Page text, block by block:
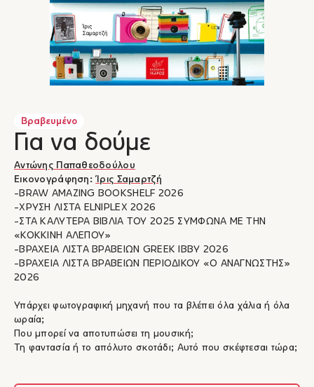
Βραβευμένο
Για να δούμε
Αντώνης Παπαθεοδούλου
Εικονογράφηση:Ίρις Σαμαρτζή
-BRAW AMAZING BOOKSHELF 2026
-ΧΡΥΣΗ ΛΙΣΤΑ ELNIPLEX 2026
-ΣΤΑ ΚΑΛΥΤΕΡΑ ΒΙΒΛΙΑ ΤΟΥ 2025 ΣΥΜΦΩΝΑ ΜΕ ΤΗΝ
«ΚΟΚΚΙΝΗ ΑΛΕΠΟΥ»
-ΒΡΑΧΕΙΑ ΛΙΣΤΑ ΒΡΑΒΕΙΩΝ GREEK IBBY 2026
-ΒΡΑΧΕΙΑ ΛΙΣΤΑ ΒΡΑΒΕΙΩΝ ΠΕΡΙΟΔΙΚΟΥ «Ο ΑΝΑΓΝΩΣΤΗΣ»
2026
Υπάρχει φωτογραφική μηχανή που τα βλέπει όλα χάλια ή όλα
ωραία;
Που μπορεί να αποτυπώσει τη μουσική;
Τη φαντασία ή το απόλυτο σκοτάδι; Αυτό που σκέφτεσαι τώρα;